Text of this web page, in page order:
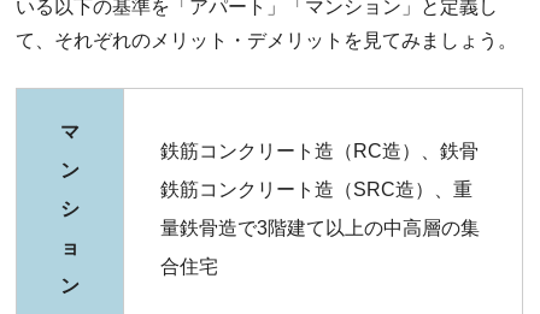
いる以下の基準を「アパート」「マンション」と定義し
て、それぞれのメリット・デメリットを見てみましょう。
マ
ン
シ
ョ
ン
鉄筋コンクリート造（RC造）、鉄骨
鉄筋コンクリート造（SRC造）、重
量鉄骨造で3階建て以上の中高層の集
合住宅